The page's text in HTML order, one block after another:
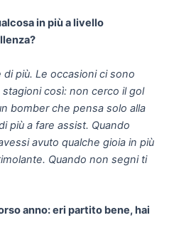
in più a livello
più. Le occasioni ci sono
stagioni così: non cerco il gol
bomber che pensa solo alla
più a fare assist. Quando
avuto qualche gioia in più
Quando non segni ti
anno: eri partito bene, hai